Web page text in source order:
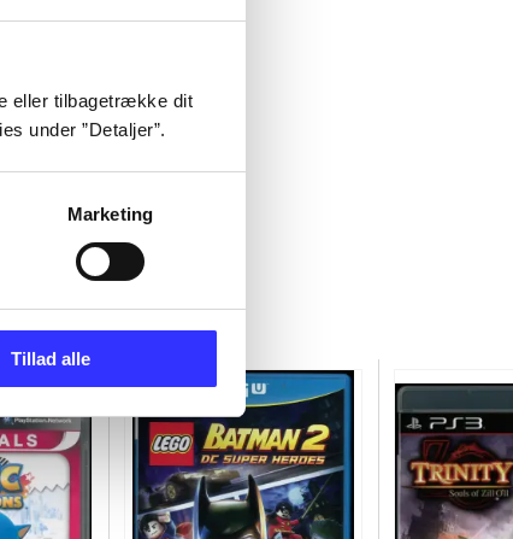
eller tilbagetrække dit
under ”Detaljer”.
Marketing
Tillad alle